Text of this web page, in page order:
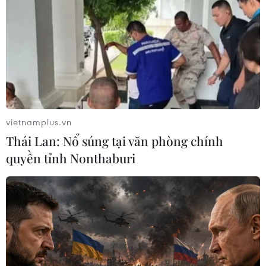
Hội nghị Thế giới Di động, một trong những sự kiện
thường niên lớn nhất của ngành công nghệ, đã buộc
phải hủy bỏ kế hoạch tổ chức vì sự bùng phát của dịch
Covid-19.
vietnamplus.vn
Thái Lan: Nổ súng tại văn phòng chính
quyền tỉnh Nonthaburi